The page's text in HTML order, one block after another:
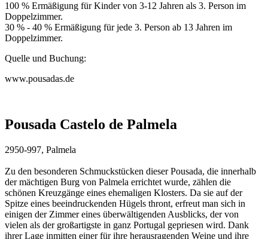
100 % Ermäßigung für Kinder von 3-12 Jahren als 3. Person im
Doppelzimmer.
30 % - 40 % Ermäßigung für jede 3. Person ab 13 Jahren im
Doppelzimmer.
Quelle und Buchung:
www.pousadas.de
Pousada Castelo de Palmela
2950-997, Palmela
Zu den besonderen Schmuckstücken dieser Pousada, die innerhalb
der mächtigen Burg von Palmela errichtet wurde, zählen die
schönen Kreuzgänge eines ehemaligen Klosters. Da sie auf der
Spitze eines beeindruckenden Hügels thront, erfreut man sich in
einigen der Zimmer eines überwältigenden Ausblicks, der von
vielen als der großartigste in ganz Portugal gepriesen wird. Dank
ihrer Lage inmitten einer für ihre herausragenden Weine und ihre